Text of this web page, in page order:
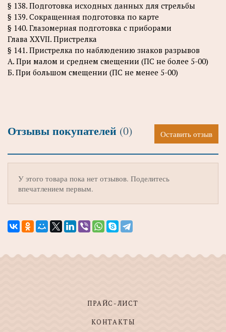
§ 138. Подготовка исходных данных для стрельбы
§ 139. Сокращенная подготовка по карте
§ 140. Глазомерная подготовка с приборами
Глава XXVII. Пристрелка
§ 141. Пристрелка по наблюдению знаков разрывов
А. При малом и среднем смещении (ПС не более 5-00)
Б. При большом смещении (ПС не менее 5-00)
Отзывы покупателей (0) Оставить отзыв
У этого товара пока нет отзывов. Поделитесь
впечатлением первым.
ПРАЙС-ЛИСТ
КОНТАКТЫ